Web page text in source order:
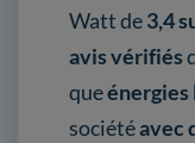
Watt de3,4
avis vérifiés
queénergies
sociétéavec